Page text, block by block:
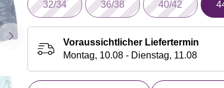
32/34 36/38 40/42
Voraussichtlicher Liefertermin
Montag, 10.08 - Dienstag, 11.08